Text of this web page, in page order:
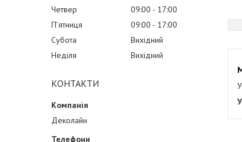
Четвер
09:00
17:00
Пʼятниця
09:00
17:00
Субота
Вихідний
Неділя
Вихідний
КОНТАКТИ
Деколайн